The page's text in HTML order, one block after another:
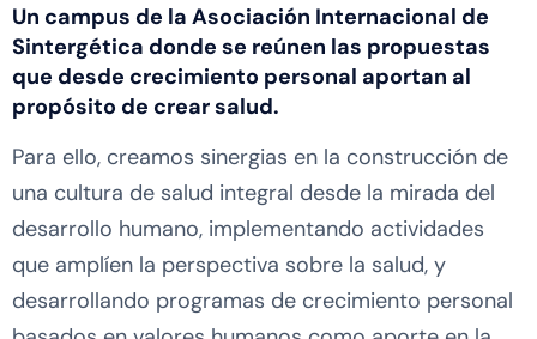
Un campus de la Asociación Internacional de
Sintergética donde se reúnen las propuestas
que desde crecimiento personal aportan al
propósito de crear salud.
Para ello, creamos sinergias en la construcción de
una cultura de salud integral desde la mirada del
desarrollo humano, implementando actividades
que amplíen la perspectiva sobre la salud, y
desarrollando programas de crecimiento personal